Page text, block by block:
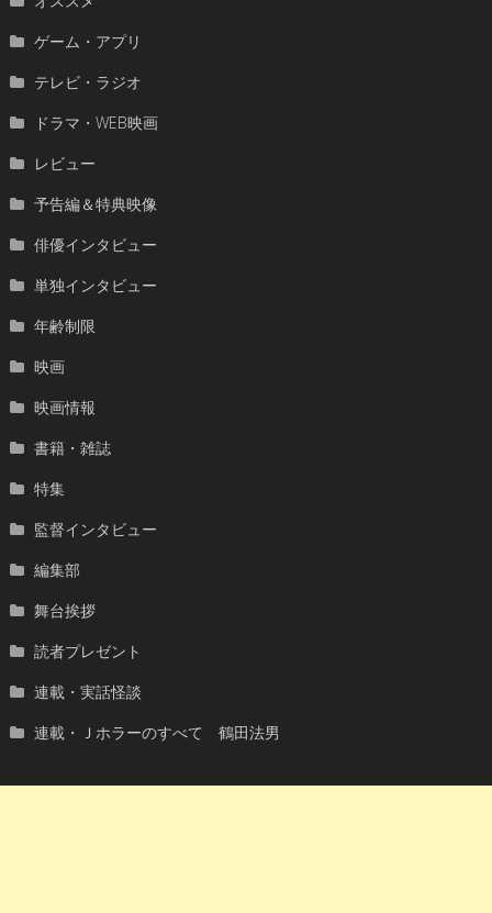
ゲーム・アプリ
テレビ・ラジオ
ドラマ・WEB映画
レビュー
予告編＆特典映像
俳優インタビュー
単独インタビュー
年齢制限
映画
映画情報
書籍・雑誌
特集
監督インタビュー
編集部
舞台挨拶
読者プレゼント
連載・実話怪談
連載・Ｊホラーのすべて 鶴田法男